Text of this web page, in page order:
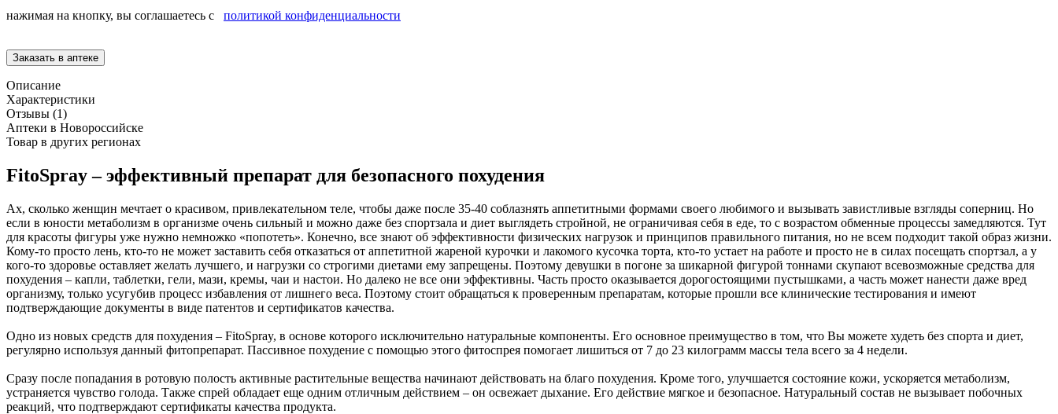
нажимая на кнопку, вы соглашаетесь с политикой конфиденциальности
Описание
Характеристики
Отзывы (1)
Аптеки в Новороссийске
Товар в других регионах
FitoSpray – эффективный препарат для безопасного похудения
Ах, сколько женщин мечтает о красивом, привлекательном теле, чтобы даже после 35-40 соблазнять аппетитными формами своего любимого и вызывать завистливые взгляды соперниц. Но
если в юности метаболизм в организме очень сильный и можно даже без спортзала и диет выглядеть стройной, не ограничивая себя в еде, то с возрастом обменные процессы замедляются. Тут
для красоты фигуры уже нужно немножко «попотеть». Конечно, все знают об эффективности физических нагрузок и принципов правильного питания, но не всем подходит такой образ жизни.
Кому-то просто лень, кто-то не может заставить себя отказаться от аппетитной жареной курочки и лакомого кусочка торта, кто-то устает на работе и просто не в силах посещать спортзал, а у
кого-то здоровье оставляет желать лучшего, и нагрузки со строгими диетами ему запрещены. Поэтому девушки в погоне за шикарной фигурой тоннами скупают всевозможные средства для
похудения – капли, таблетки, гели, мази, кремы, чаи и настои. Но далеко не все они эффективны. Часть просто оказывается дорогостоящими пустышками, а часть может нанести даже вред
организму, только усугубив процесс избавления от лишнего веса. Поэтому стоит обращаться к проверенным препаратам, которые прошли все клинические тестирования и имеют
подтверждающие документы в виде патентов и сертификатов качества.
Одно из новых средств для похудения – FitoSpray, в основе которого исключительно натуральные компоненты. Его основное преимущество в том, что Вы можете худеть без спорта и диет,
регулярно используя данный фитопрепарат. Пассивное похудение с помощью этого фитоспрея помогает лишиться от 7 до 23 килограмм массы тела всего за 4 недели.
Сразу после попадания в ротовую полость активные растительные вещества начинают действовать на благо похудения. Кроме того, улучшается состояние кожи, ускоряется метаболизм,
устраняется чувство голода. Также спрей обладает еще одним отличным действием – он освежает дыхание. Его действие мягкое и безопасное. Натуральный состав не вызывает побочных
реакций, что подтверждают сертификаты качества продукта.